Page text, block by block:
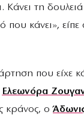
Κάνει τη
που κάνει», είπε
που είχε
Ελεωνόρα
κράνος, ο